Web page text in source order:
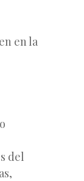
en la
del